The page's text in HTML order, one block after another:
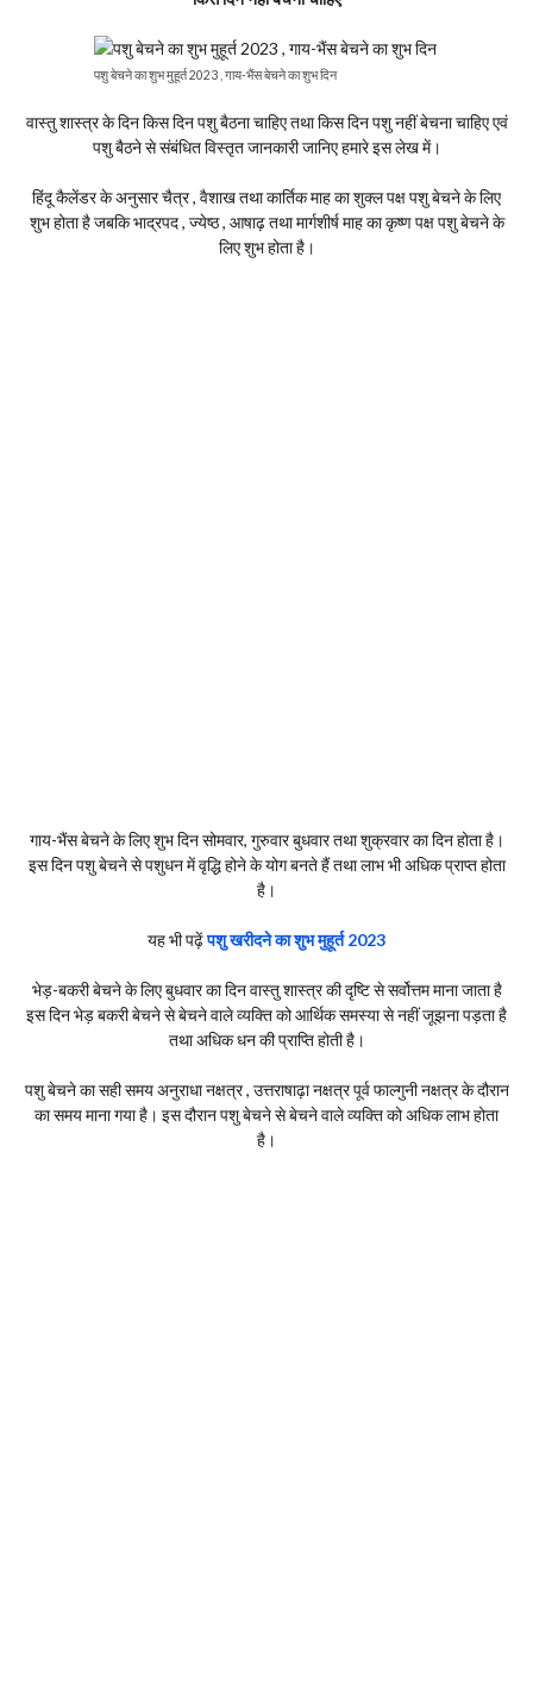
पशु बेचने का शुभ मुहूर्त 2023 , गाय-भैंस बेचने का शुभ दिन
वास्तु शास्त्र के दिन किस दिन पशु बैठना चाहिए तथा किस दिन पशु नहीं बेचना चाहिए एवं
पशु बैठने से संबंधित विस्तृत जानकारी जानिए हमारे इस लेख में।
हिंदू कैलेंडर के अनुसार चैत्र , वैशाख तथा कार्तिक माह का शुक्ल पक्ष पशु बेचने के लिए
शुभ होता है जबकि भाद्रपद , ज्येष्ठ , आषाढ़ तथा मार्गशीर्ष माह का कृष्ण पक्ष पशु बेचने के
लिए शुभ होता है।
गाय-भैंस बेचने के लिए शुभ दिन सोमवार, गुरुवार बुधवार तथा शुक्रवार का दिन होता है।
इस दिन पशु बेचने से पशुधन में वृद्धि होने के योग बनते हैं तथा लाभ भी अधिक प्राप्त होता
है।
यह भी पढ़ेंपशु खरीदने का शुभ मुहूर्त 2023
भेड़-बकरी बेचने के लिए बुधवार का दिन वास्तु शास्त्र की दृष्टि से सर्वोत्तम माना जाता है
इस दिन भेड़ बकरी बेचने से बेचने वाले व्यक्ति को आर्थिक समस्या से नहीं जूझना पड़ता है
तथा अधिक धन की प्राप्ति होती है।
पशु बेचने का सही समय अनुराधा नक्षत्र , उत्तराषाढ़ा नक्षत्र पूर्व फाल्गुनी नक्षत्र के दौरान
का समय माना गया है। इस दौरान पशु बेचने से बेचने वाले व्यक्ति को अधिक लाभ होता
है।